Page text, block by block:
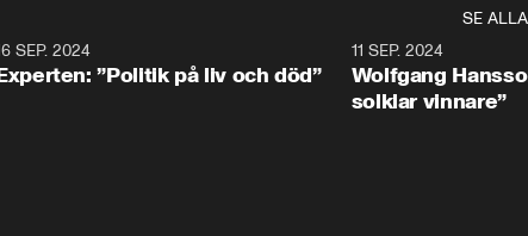
SE ALLA
SEP. 2024
”Politik på liv och död”
11 SEP. 2024
Wolfgang
solklar vinnare”